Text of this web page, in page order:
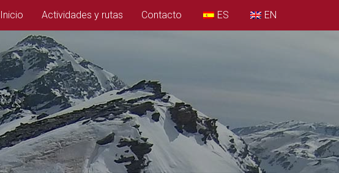
Inicio Actividades y rutas Contacto ES EN